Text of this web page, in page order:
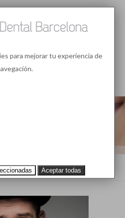
DE
para mejorar tu experiencia de
Aceptar todas